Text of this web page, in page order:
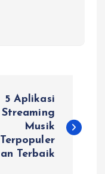
5 Aplikasi
Streaming
Musik
Terpopuler
Terbaik